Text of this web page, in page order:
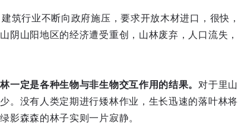
筑行业不断向政府施压，要求开放木材进口，很快，
阴山阳地区的经济遭受重创，山林废弃，人口流失，
一定是各种生物与非生物交互作用的结果。 对于里山
。没有人类定期进行矮林作业，生长迅速的落叶林将
影森森的林子实则一片寂静。